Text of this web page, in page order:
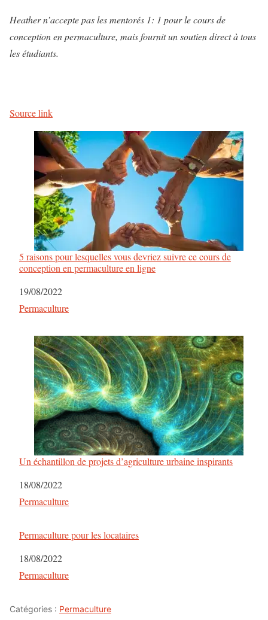
Heather n’accepte pas les mentorés 1: 1 pour le cours de
conception en permaculture, mais fournit un soutien direct à tous
les étudiants.
Source link
5 raisons pour lesquelles vous devriez suivre ce cours de
conception en permaculture en ligne
Date
19/08/2022
Par rapport à
Permaculture
Un échantillon de projets d’agriculture urbaine inspirants
Date
18/08/2022
Par rapport à
Permaculture
Permaculture pour les locataires
Date
18/08/2022
Par rapport à
Permaculture
Catégories : Permaculture